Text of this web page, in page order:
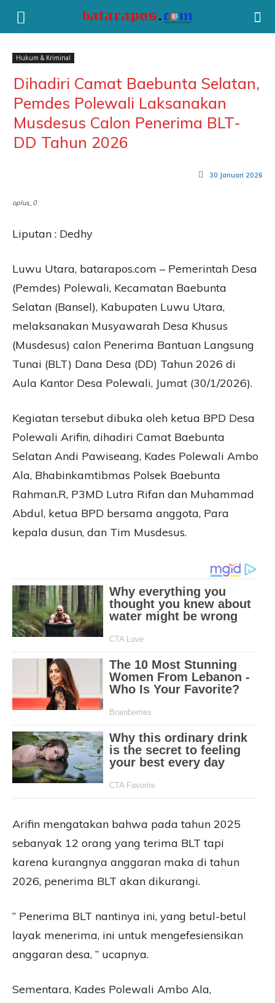
Hukum & Kriminal
Dihadiri Camat Baebunta Selatan,
Pemdes Polewali Laksanakan
Musdesus Calon Penerima BLT-
DD Tahun 2026
30 Januari 2026
oplus_0
Liputan : Dedhy
Luwu Utara, batarapos.com – Pemerintah Desa
(Pemdes) Polewali, Kecamatan Baebunta
Selatan (Bansel), Kabupaten Luwu Utara,
melaksanakan Musyawarah Desa Khusus
(Musdesus) calon Penerima Bantuan Langsung
Tunai (BLT) Dana Desa (DD) Tahun 2026 di
Aula Kantor Desa Polewali, Jumat (30/1/2026).
Kegiatan tersebut dibuka oleh ketua BPD Desa
Polewali Arifin, dihadiri Camat Baebunta
Selatan Andi Pawiseang, Kades Polewali Ambo
Ala, Bhabinkamtibmas Polsek Baebunta
Rahman.R, P3MD Lutra Rifan dan Muhammad
Abdul, ketua BPD bersama anggota, Para
kepala dusun, dan Tim Musdesus.
Arifin mengatakan bahwa pada tahun 2025
sebanyak 12 orang yang terima BLT tapi
karena kurangnya anggaran maka di tahun
2026, penerima BLT akan dikurangi.
” Penerima BLT nantinya ini, yang betul-betul
layak menerima, ini untuk mengefesiensikan
anggaran desa, ” ucapnya.
Sementara, Kades Polewali Ambo Ala,